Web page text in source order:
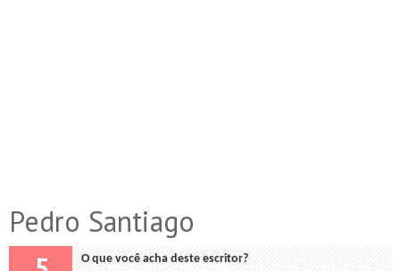
Pedro Santiago
O que você acha deste escritor?